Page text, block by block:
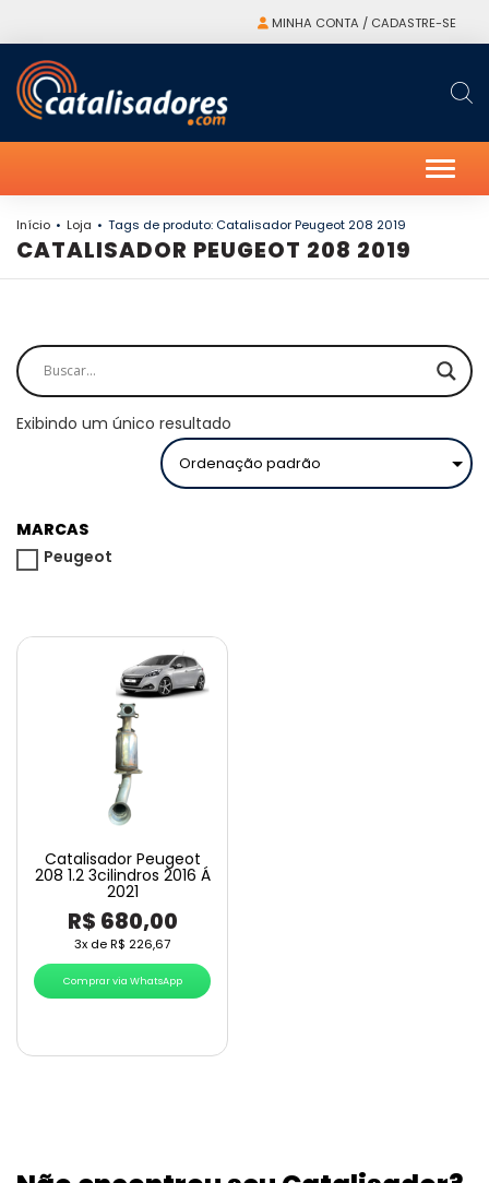
MINHA CONTA / CADASTRE-SE
Início Loja Tags de produto: Catalisador Peugeot 208 2019
CATALISADOR PEUGEOT 208 2019
Exibindo um único resultado
MARCAS
Peugeot
Catalisador Peugeot
208 1.2 3cilindros 2016 Á
2021
R$ 680,00
3x deR$ 226,67
Comprar via WhatsApp